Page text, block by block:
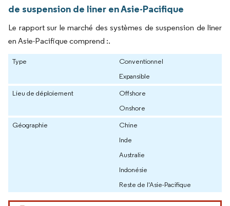
de suspension de liner en Asie-Pacifique
Le rapport sur le marché des systèmes de suspension de liner
en Asie-Pacifique comprend :.
Type
Conventionnel
Expansible
Lieu de déploiement
Offshore
Onshore
Géographie
Chine
Inde
Australie
Indonésie
Reste de l'Asie-Pacifique